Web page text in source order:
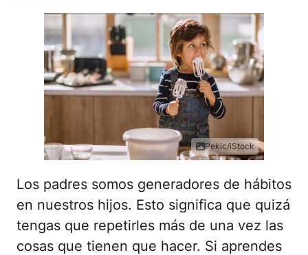
Pekic/iStock
Los padres somos generadores de hábitos
en nuestros hijos. Esto significa que quizá
tengas que repetirles más de una vez las
cosas que tienen que hacer. Si aprendes